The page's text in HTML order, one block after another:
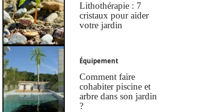
Lithothérapie : 7
cristaux pour aider
votre jardin
Équipement
Comment faire
cohabiter piscine et
arbre dans son jardin
?